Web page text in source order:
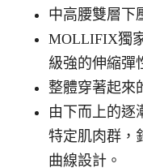
中高腰雙層下
MOLLIFIX獨
級強的伸縮彈
整體穿著起來
由下而上的逐
特定肌肉群，
曲線設計。